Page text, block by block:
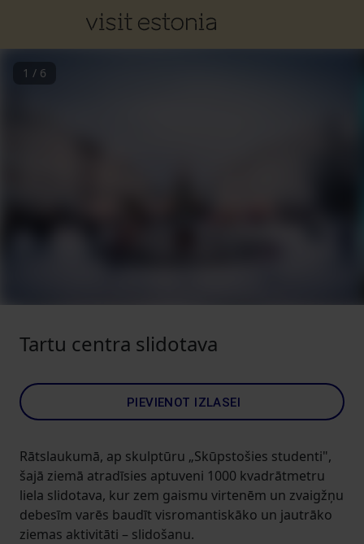
1 / 6
Tartu centra slidotava
PIEVIENOT IZLASEI
Rātslaukumā, ap skulptūru „Skūpstošies studenti",
šajā ziemā atradīsies aptuveni 1000 kvadrātmetru
liela slidotava, kur zem gaismu virtenēm un zvaigžņu
debesīm varēs baudīt visromantiskāko un jautrāko
ziemas aktivitāti – slidošanu.